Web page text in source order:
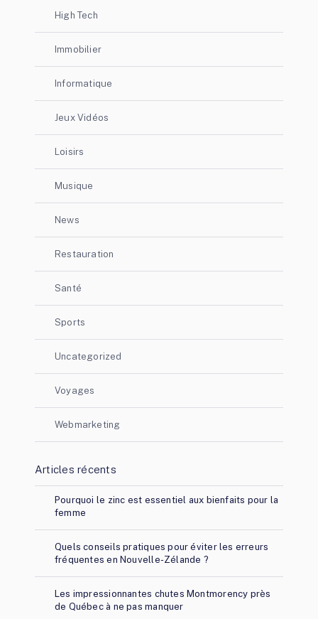
High Tech
Immobilier
Informatique
Jeux Vidéos
Loisirs
Musique
News
Restauration
Santé
Sports
Uncategorized
Voyages
Webmarketing
Articles récents
Pourquoi le zinc est essentiel aux bienfaits pour la
femme
Quels conseils pratiques pour éviter les erreurs
fréquentes en Nouvelle-Zélande ?
Les impressionnantes chutes Montmorency près
de Québec à ne pas manquer